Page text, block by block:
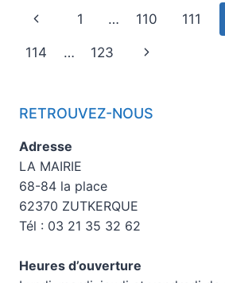
1 … 110 111
114 … 123
RETROUVEZ-NOUS
Adresse
LA MAIRIE
68-84 la place
62370 ZUTKERQUE
Tél : 03 21 35 32 62
Heures d’ouverture